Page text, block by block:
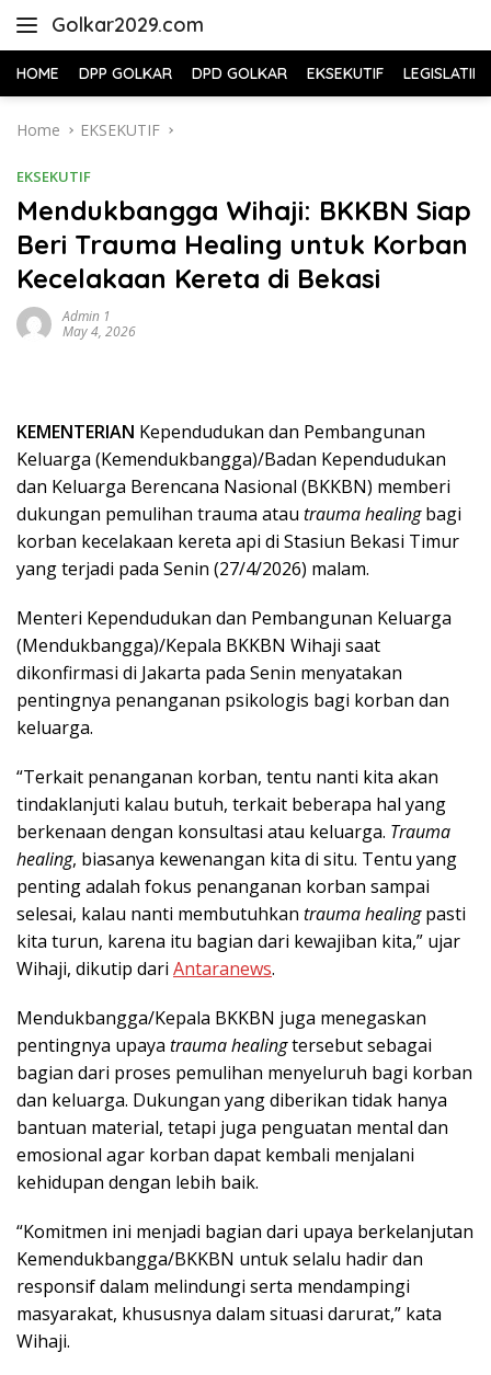
Golkar2029.com
HOME DPP GOLKAR DPD GOLKAR EKSEKUTIF LEGISLATIF
Home EKSEKUTIF
EKSEKUTIF
Mendukbangga Wihaji: BKKBN Siap
Beri Trauma Healing untuk Korban
Kecelakaan Kereta di Bekasi
Admin 1
May 4, 2026
KEMENTERIAN Kependudukan dan Pembangunan
Keluarga (Kemendukbangga)/Badan Kependudukan
dan Keluarga Berencana Nasional (BKKBN) memberi
dukungan pemulihan trauma atau trauma healingbagi
korban kecelakaan kereta api di Stasiun Bekasi Timur
yang terjadi pada Senin (27/4/2026) malam.
Menteri Kependudukan dan Pembangunan Keluarga
(Mendukbangga)/Kepala BKKBN Wihaji saat
dikonfirmasi di Jakarta pada Senin menyatakan
pentingnya penanganan psikologis bagi korban dan
keluarga.
“Terkait penanganan korban, tentu nanti kita akan
tindaklanjuti kalau butuh, terkait beberapa hal yang
berkenaan dengan konsultasi atau keluarga. Trauma
healing, biasanya kewenangan kita di situ. Tentu yang
penting adalah fokus penanganan korban sampai
selesai, kalau nanti membutuhkan trauma healingpasti
kita turun, karena itu bagian dari kewajiban kita,” ujar
Wihaji, dikutip dari Antaranews.
Mendukbangga/Kepala BKKBN juga menegaskan
pentingnya upaya trauma healingtersebut sebagai
bagian dari proses pemulihan menyeluruh bagi korban
dan keluarga. Dukungan yang diberikan tidak hanya
bantuan material, tetapi juga penguatan mental dan
emosional agar korban dapat kembali menjalani
kehidupan dengan lebih baik.
“Komitmen ini menjadi bagian dari upaya berkelanjutan
Kemendukbangga/BKKBN untuk selalu hadir dan
responsif dalam melindungi serta mendampingi
masyarakat, khususnya dalam situasi darurat,” kata
Wihaji.